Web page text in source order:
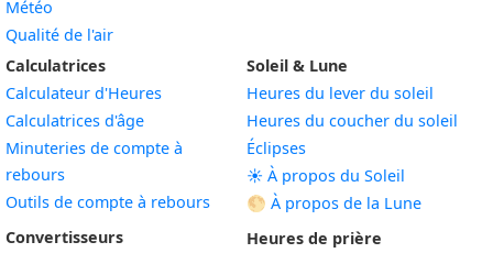
Météo
Qualité de l'air
Calculatrices
Calculateur d'Heures
Calculatrices d'âge
Minuteries de compte à
rebours
Outils de compte à rebours
Convertisseurs
Soleil & Lune
Heures du lever du soleil
Heures du coucher du soleil
Éclipses
☀️ À propos du Soleil
🌕 À propos de la Lune
Heures de prière